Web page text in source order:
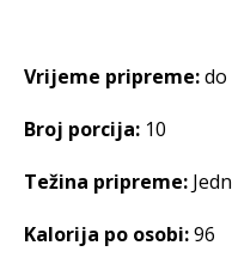
Vrijeme pripreme:do
Broj porcija: 10
Težina pripreme:
Kalorija po osobi:96